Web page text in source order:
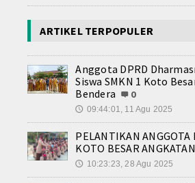
ARTIKEL TERPOPULER
Anggota DPRD
Siswa SMKN 1 Koto
Bendera
0
🕔 09:44:01, 11 Agu 2025
PELANTIKAN ANGGOTA
KOTO BESAR
🕔 10:23:23, 28 Agu 2025